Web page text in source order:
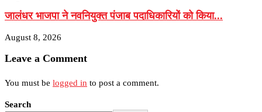
जालंधर भाजपा ने नवनियुक्त पंजाब पदाधिकारियों को किया...
August 8, 2026
Leave a Comment
You must be logged in to post a comment.
Search